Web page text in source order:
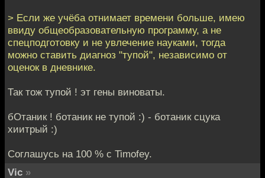
> Если же учёба отнимает времени больше, имею
ввиду общеобразовательную программу, а не
спецподготовку и не увлечение науками, тогда
можно ставить диагноз "тупой", независимо от
оценок в дневнике.
Так тож тупой ! эт гены виноваты.
бОтаник ! ботаник не тупой :) - ботаник сцука
хиитрый :)
Соглашусь на 100 % с Timofey.
Vic »